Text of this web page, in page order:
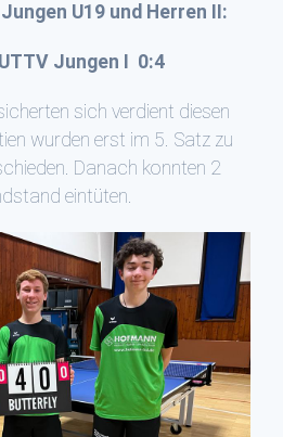
U19 und Herren II:
Jungen I 0:4
sich verdient diesen
wurden erst im 5. Satz zu
Danach konnten 2
eintüten.